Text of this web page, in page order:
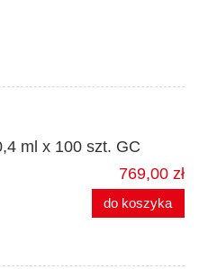
ml x 100 szt. GC
769,00 zł
do koszyka